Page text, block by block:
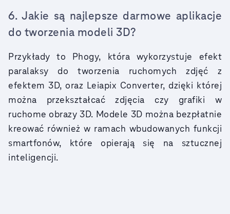
6. Jakie są najlepsze darmowe aplikacje
do tworzenia modeli 3D?
Przykłady to Phogy, która wykorzystuje efekt
paralaksy do tworzenia ruchomych zdjęć z
efektem 3D, oraz Leiapix Converter, dzięki której
można przekształcać zdjęcia czy grafiki w
ruchome obrazy 3D. Modele 3D można bezpłatnie
kreować również w ramach wbudowanych funkcji
smartfonów, które opierają się na sztucznej
inteligencji.